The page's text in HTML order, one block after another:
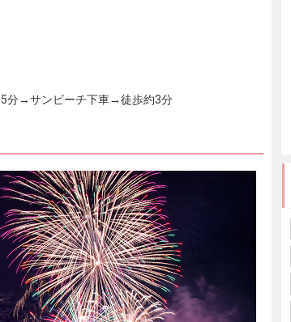
5分→サンビーチ下車→徒歩約3分